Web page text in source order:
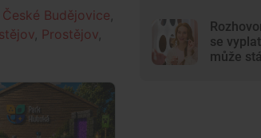
České Budějovice
Prostějov
se
může